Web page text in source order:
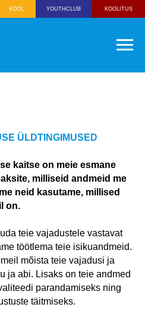
KOOL YOUTHCLUB KOOLITUS
МОЛОДЁЖНЫЙ
ÜLDTINGIMUSED
kaitse on meie esmane
milliseid andmeid me
neid kasutame, millised
on.
teie vajadustele vastavat
töötlema teie isikuandmeid.
mõista teie vajadusi ja
ja abi. Lisaks on teie andmed
parandamiseks ning
täitmiseks.